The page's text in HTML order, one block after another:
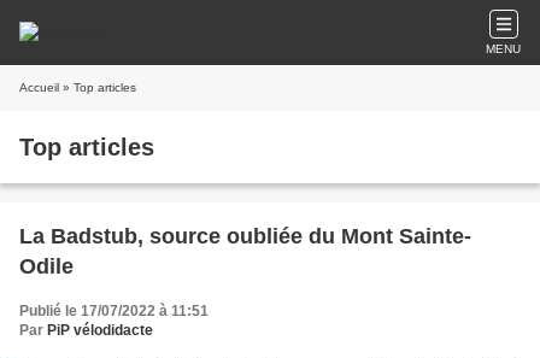
MENU
Accueil » Top articles
Top articles
La Badstub, source oubliée du Mont Sainte-
Odile
Publié le 17/07/2022 à 11:51
Par PiP vélodidacte